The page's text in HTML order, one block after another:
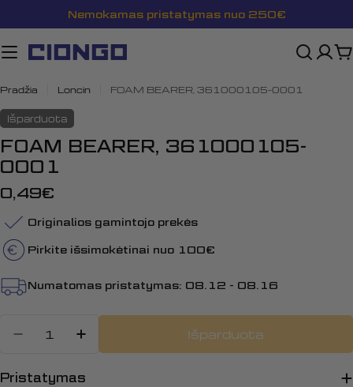
prie
turinio
Nemokamas pristatymas nuo 250€
Pradžia Loncin FOAM BEARER, 361000105-0001
Išparduota
FOAM BEARER, 361000105-
0001
Įprasta
kaina
0,49€
Originalios gamintojo prekės
Pirkite išsimokėtinai nuo 100€
Numatomas pristatymas: 08.12 - 08.16
Sumažinti kiekį: FOAM BEARER,
Padidinti FOAM BEARER,
Išparduota
Pristatymas